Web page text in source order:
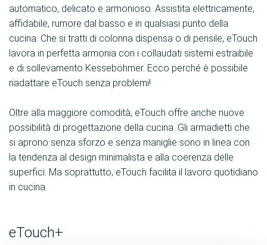
automatico, delicato e armonioso. Assistita elettricamente,
affidabile, rumore dal basso e in qualsiasi punto della
cucina. Che si tratti di colonna dispensa o di pensile, eTouch
lavora in perfetta armonia con i collaudati sistemi estraibile
e di sollevamento Kesseböhmer. Ecco perché è possibile
riadattare eTouch senza problemi!
Oltre alla maggiore comodità, eTouch offre anche nuove
possibilità di progettazione della cucina. Gli armadietti che
si aprono senza sforzo e senza maniglie sono in linea con
la tendenza al design minimalista e alla coerenza delle
superfici. Ma soprattutto, eTouch facilita il lavoro quotidiano
in cucina.
eTouch+